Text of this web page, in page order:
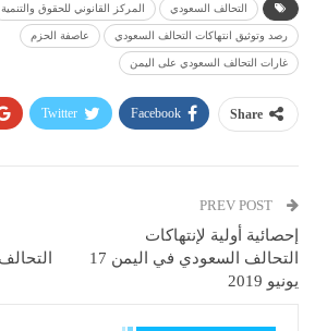
التحالف السعودي المركز القانوني للحقوق والتنمية
رصد وتوثيق انتهاكات التحالف السعودي عاصفة الحزم
غارات التحالف السعودي على اليمن
Share
Facebook
Twitter
إحصائية أولية لإنتهاكات
التحالف السعودي في اليمن 17
يونيو 2019